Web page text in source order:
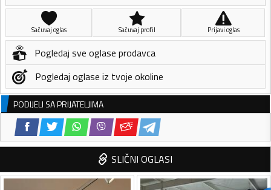
Sačuvaj oglas Sačuvaj profil Prijavi oglas
Pogledaj sve oglase prodavca
Pogledaj oglase iz tvoje okoline
PODIJELI SA PRIJATELJIMA
SLIČNI OGLASI